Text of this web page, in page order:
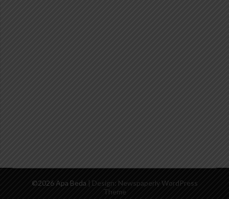
©2026 Apa Beda | Design: Newspaperly WordPress
Theme